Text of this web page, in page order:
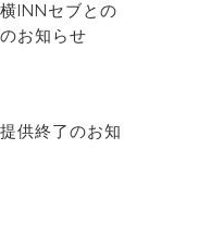
INNセブとの
お知らせ
供終了のお知